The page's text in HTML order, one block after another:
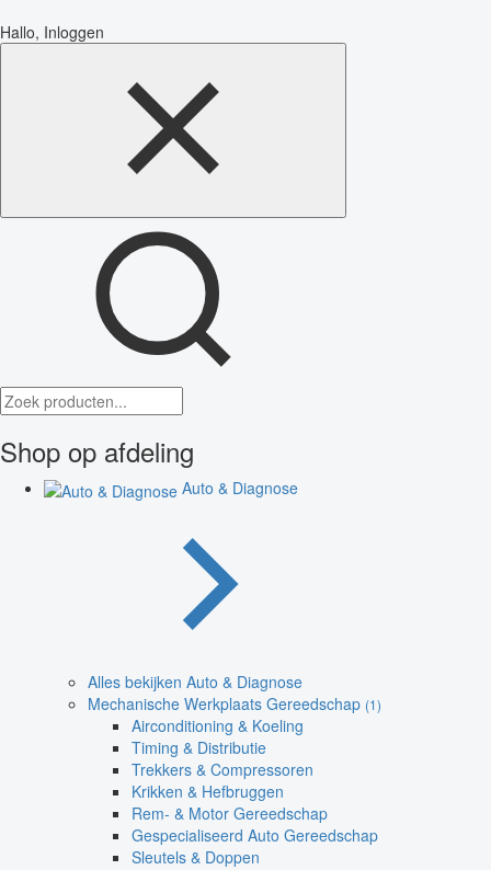
Hallo, Inloggen
Shop op afdeling
Auto & Diagnose
Alles bekijken Auto & Diagnose
Mechanische Werkplaats Gereedschap (1)
Airconditioning & Koeling
Timing & Distributie
Trekkers & Compressoren
Krikken & Hefbruggen
Rem- & Motor Gereedschap
Gespecialiseerd Auto Gereedschap
Sleutels & Doppen